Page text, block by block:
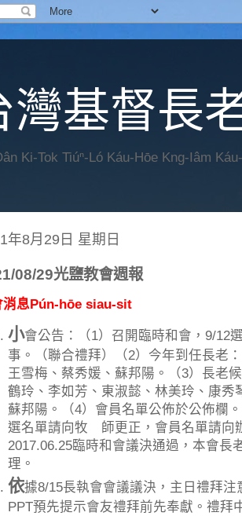
灣基督長
Ki-Tok Tiúⁿ-Ló Káu-Hōe Kng-Iâm
年8月29日 星期日
08/29光鹽教會週報
消息Pún-hōe siau-sit
小會公告：（1）召開臨時和會，9/12
事。（聯合禮拜）（2）今年到任長老
王雪梅、蔡秀媛、蘇邦陽。（3）長老
鶴玲、李如芳、東淑懿、林美玲、康秀
蘇邦陽。（4）會員名單公佈於公佈欄
選名單請向牧 師更正，會員名單請向
2017.06.25臨時和會議決通過，本會長
理。
依據8/15長執會會議議決，主日禮拜
PPT預先提示會友禮拜前先奉獻。禮拜